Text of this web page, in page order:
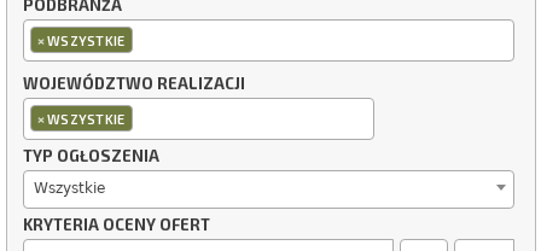
PODBRANŻA
×WSZYSTKIE
WOJEWÓDZTWO REALIZACJI
×WSZYSTKIE
TYP OGŁOSZENIA
Wszystkie
KRYTERIA OCENY OFERT